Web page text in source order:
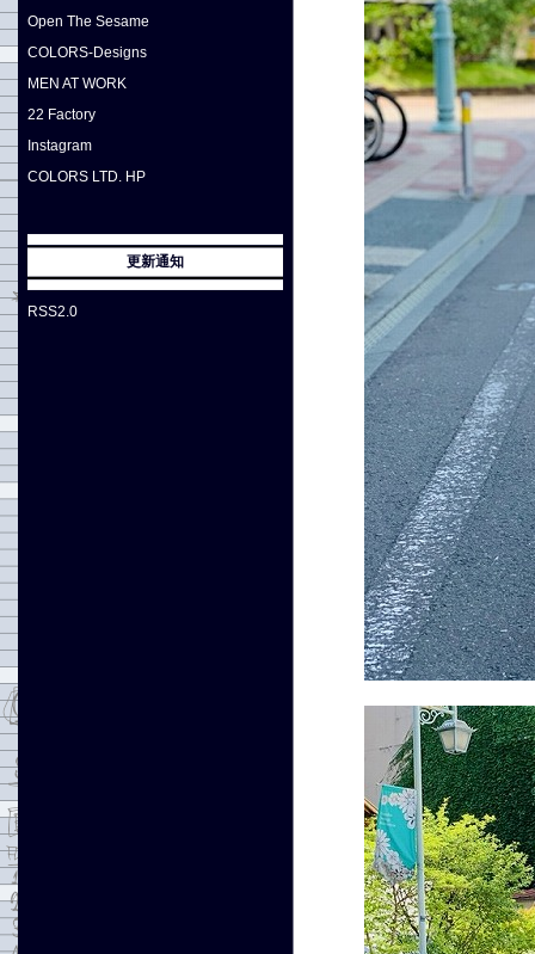
Open The Sesame
COLORS-Designs
MEN AT WORK
22 Factory
Instagram
COLORS LTD. HP
更新通知
RSS2.0